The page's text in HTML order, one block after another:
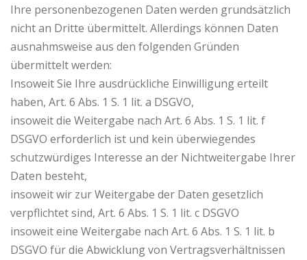
Ihre personenbezogenen Daten werden grundsätzlich
nicht an Dritte übermittelt. Allerdings können Daten
ausnahmsweise aus den folgenden Gründen
übermittelt werden:
Insoweit Sie Ihre ausdrückliche Einwilligung erteilt
haben, Art. 6 Abs. 1 S. 1 lit. a DSGVO,
insoweit die Weitergabe nach Art. 6 Abs. 1 S. 1 lit. f
DSGVO erforderlich ist und kein überwiegendes
schutzwürdiges Interesse an der Nichtweitergabe Ihrer
Daten besteht,
insoweit wir zur Weitergabe der Daten gesetzlich
verpflichtet sind, Art. 6 Abs. 1 S. 1 lit. c DSGVO
insoweit eine Weitergabe nach Art. 6 Abs. 1 S. 1 lit. b
DSGVO für die Abwicklung von Vertragsverhältnissen